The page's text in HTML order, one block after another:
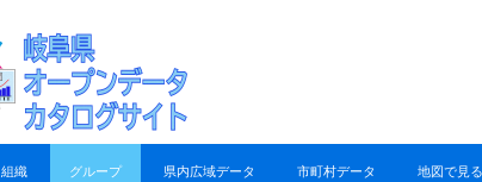
組織 グループ 県内広域データ 市町村データ 地図で見る